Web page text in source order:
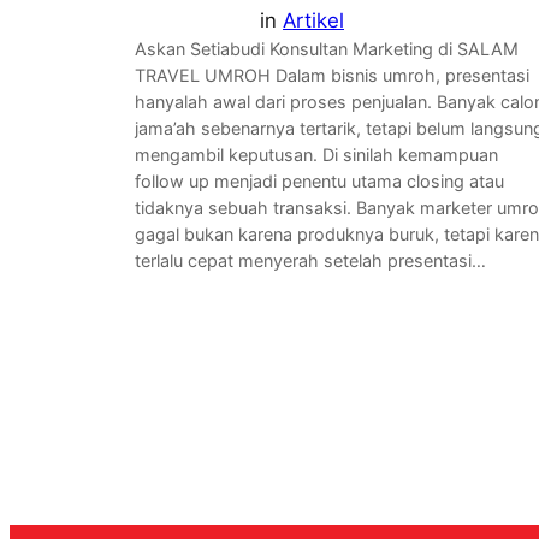
in Artikel
Askan Setiabudi Konsultan Marketing di SALAM
TRAVEL UMROH Dalam bisnis umroh, presentasi
hanyalah awal dari proses penjualan. Banyak
jama’ah sebenarnya tertarik, tetapi belum
mengambil keputusan. Di sinilah kemampuan
follow up menjadi penentu utama closing atau
tidaknya sebuah transaksi. Banyak marketer
gagal bukan karena produknya buruk, tetapi
terlalu cepat menyerah setelah presentasi…